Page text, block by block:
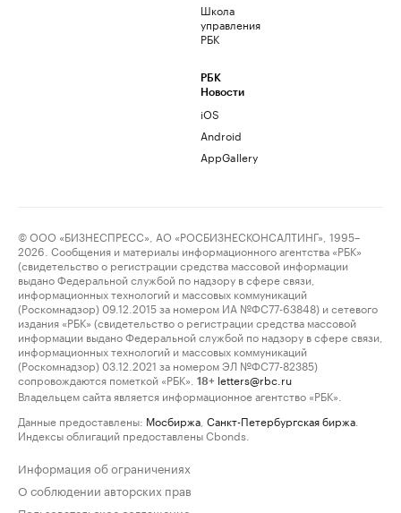
Школа
управления
РБК
РБК
Новости
iOS
Android
AppGallery
© ООО «БИЗНЕСПРЕСС», АО «РОСБИЗНЕСКОНСАЛТИНГ», 1995–
2026. Сообщения и материалы информационного агентства «РБК»
(свидетельство о регистрации средства массовой информации
выдано Федеральной службой по надзору в сфере связи,
информационных технологий и массовых коммуникаций
(Роскомнадзор) 09.12.2015 за номером ИА №ФС77-63848) и сетевого
издания «РБК» (свидетельство о регистрации средства массовой
информации выдано Федеральной службой по надзору в сфере связи,
информационных технологий и массовых коммуникаций
(Роскомнадзор) 03.12.2021 за номером ЭЛ №ФС77-82385)
сопровождаются пометкой «РБК».
18+ letters@rbc.ru
Владельцем сайта является информационное агентство «РБК».
Данные предоставлены: Мосбиржа Санкт-Петербургская биржа
Индексы облигаций предоставлены Cbonds.
Информация об ограничениях
О соблюдении авторских прав